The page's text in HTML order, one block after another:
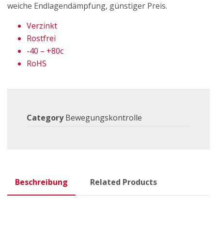
weiche Endlagendämpfung, günstiger Preis.
Verzinkt
Rostfrei
-40 – +80c
RoHS
Category Bewegungskontrolle
Beschreibung Related Products